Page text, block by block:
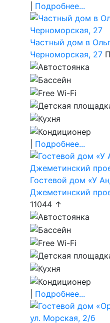
Подробнее...
Частный дом в
Черноморская, 27
Подробнее...
Гостевой дом «У
Джеметинский
11044 ↑
Подробнее...